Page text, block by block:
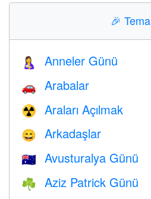
🎉 Tema
🤱 Anneler Günü
🚗 Arabalar
☢️ Araları Açılmak
😄 Arkadaşlar
🇦🇺 Avusturalya Günü
☘️ Aziz Patrick Günü